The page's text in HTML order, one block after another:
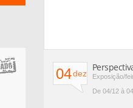
04dez
Exposição/
De 04/12 à